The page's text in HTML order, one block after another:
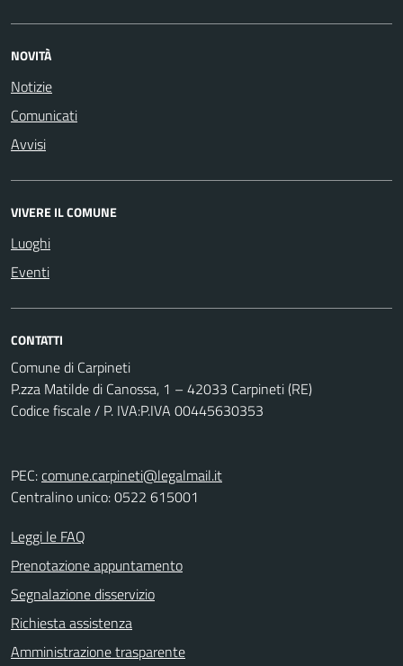
NOVITÀ
Notizie
Comunicati
Avvisi
VIVERE IL COMUNE
Luoghi
Eventi
CONTATTI
Comune di Carpineti
P.zza Matilde di Canossa, 1 – 42033 Carpineti (RE)
Codice fiscale / P. IVA:P.IVA 00445630353
PEC:comune.carpineti@legalmail.it
Centralino unico: 0522 615001
Leggi le FAQ
Prenotazione appuntamento
Segnalazione disservizio
Richiesta assistenza
Amministrazione trasparente